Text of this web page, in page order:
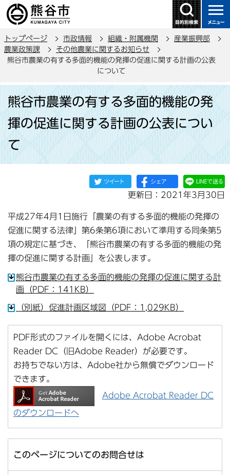
の
ー
ジ
先
トップページ 市政情報 組織・附属機関
産業振興部
農業政策課
その他農業に関するお知らせ
熊谷市農業の有する多面的機能の発揮の促進に関する計画の公表
について
熊谷市農業の有する多面的機能の発
揮の促進に関する計画の公表につい
て
更新日：2021年3月30日
平成27年4月1日施行「農業の有する多面的機能の発揮の
促進に関する法律」第6条第6項において準用する同条第5
項の規定に基づき、「熊谷市農業の有する多面的機能の発
揮の促進に関する計画」を公表します。
熊谷市農業の有する多面的機能の発揮の促進に関する計
画（PDF：141KB）
（別紙）促進計画区域図（PDF：1,029KB）
PDF形式のファイルを開くには、Adobe Acrobat
Reader DC（旧Adobe Reader）が必要です。
お持ちでない方は、Adobe社から無償でダウンロード
できます。
Adobe Acrobat Reader DC
のダウンロードへ
このページについてのお問合せは